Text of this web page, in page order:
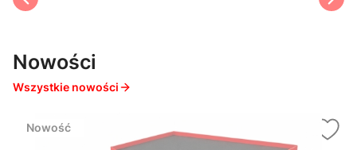
Nowości
Wszystkie nowości
Nowość